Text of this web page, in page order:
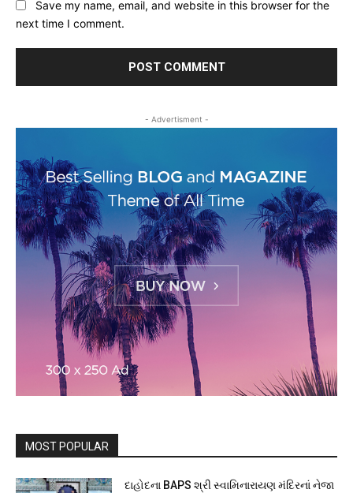
Save my name, email, and website in this browser for the
next time I comment.
- Advertisment -
MOST POPULAR
દાહોદના BAPS શ્રી સ્વામિનારાયણ મંદિરનાં નેજા